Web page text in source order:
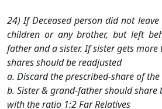
24) If Deceased person did not
children or any brother, but left
father and a sister. If sister gets
shares should be readjusted
a. Discard the prescribed-share of the
b. Sister & grand-father should
with the ratio 1:2 Far Relatives